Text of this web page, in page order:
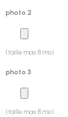
photo 2
(taille max 8 mo)
photo 3
(taille max 8 mo)